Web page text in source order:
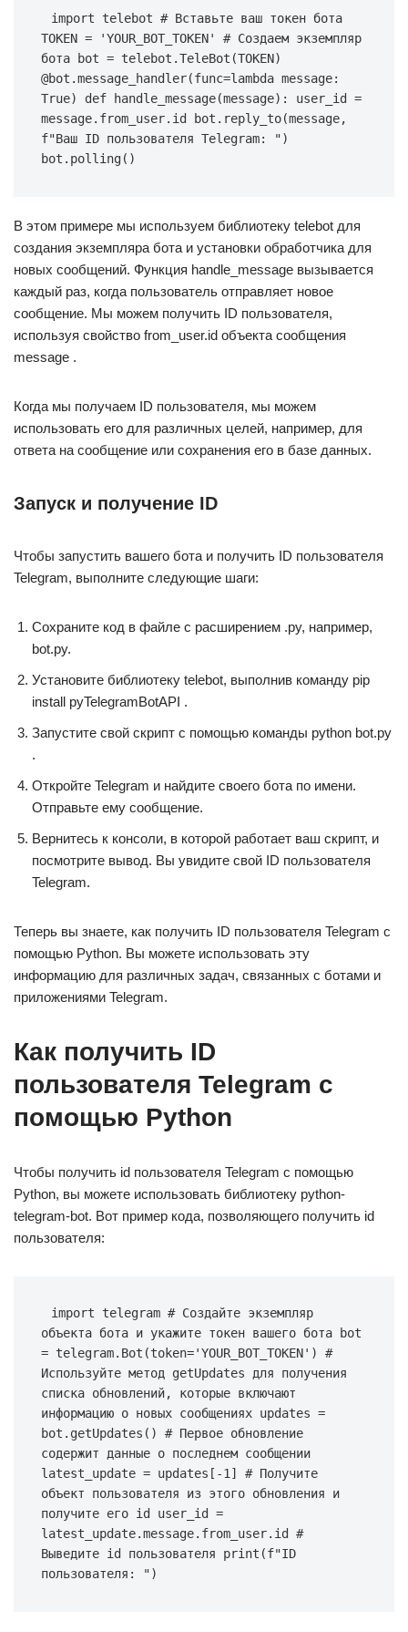
import telebot # Вставьте ваш токен бота
TOKEN = 'YOUR_BOT_TOKEN' # Создаем экземпляр
бота bot = telebot.TeleBot(TOKEN)
@bot.message_handler(func=lambda message:
True) def handle_message(message): user_id =
message.from_user.id bot.reply_to(message,
f"Ваш ID пользователя Telegram: ")
bot.polling()
В этом примере мы используем библиотеку telebot для
создания экземпляра бота и установки обработчика для
новых сообщений. Функция handle_message вызывается
каждый раз, когда пользователь отправляет новое
сообщение. Мы можем получить ID пользователя,
используя свойство from_user.id объекта сообщения
message .
Когда мы получаем ID пользователя, мы можем
использовать его для различных целей, например, для
ответа на сообщение или сохранения его в базе данных.
Запуск и получение ID
Чтобы запустить вашего бота и получить ID пользователя
Telegram, выполните следующие шаги:
Сохраните код в файле с расширением .py, например,
bot.py.
Установите библиотеку telebot, выполнив команду pip
install pyTelegramBotAPI .
Запустите свой скрипт с помощью команды python bot.py
.
Откройте Telegram и найдите своего бота по имени.
Отправьте ему сообщение.
Вернитесь к консоли, в которой работает ваш скрипт, и
посмотрите вывод. Вы увидите свой ID пользователя
Telegram.
Теперь вы знаете, как получить ID пользователя Telegram с
помощью Python. Вы можете использовать эту
информацию для различных задач, связанных с ботами и
приложениями Telegram.
Как получить ID
пользователя Telegram с
помощью Python
Чтобы получить id пользователя Telegram с помощью
Python, вы можете использовать библиотеку python-
telegram-bot. Вот пример кода, позволяющего получить id
пользователя:
import telegram # Создайте экземпляр
объекта бота и укажите токен вашего бота bot
= telegram.Bot(token='YOUR_BOT_TOKEN') #
Используйте метод getUpdates для получения
списка обновлений, которые включают
информацию о новых сообщениях updates =
bot.getUpdates() # Первое обновление
содержит данные о последнем сообщении
latest_update = updates[-1] # Получите
объект пользователя из этого обновления и
получите его id user_id =
latest_update.message.from_user.id #
Выведите id пользователя print(f"ID
пользователя: ")